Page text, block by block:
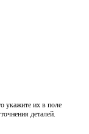
укажите их в поле
деталей.